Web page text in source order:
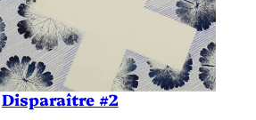
Disparaître #2